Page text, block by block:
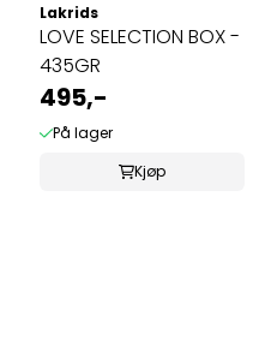
Lakrids
LOVE SELECTION BOX -
435GR
495,-
På lager
Kjøp